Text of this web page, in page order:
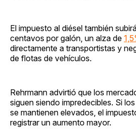
El impuesto al diésel también
centavos por galón, un alza de
directamente a transportistas y
de flotas de vehículos.
Rehrmann advirtió que los
siguen siendo impredecibles. Si
se mantienen elevados, el
registrar un aumento mayor.